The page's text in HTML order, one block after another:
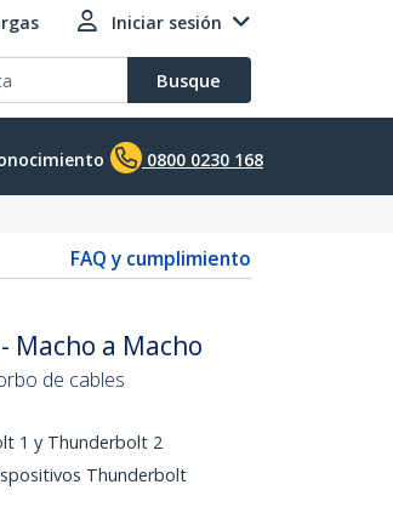
Iniciar sesión
Busque
0800 0230 168
FAQ y cumplimiento
Macho a Macho
de cables
1 y Thunderbolt 2
Thunderbolt